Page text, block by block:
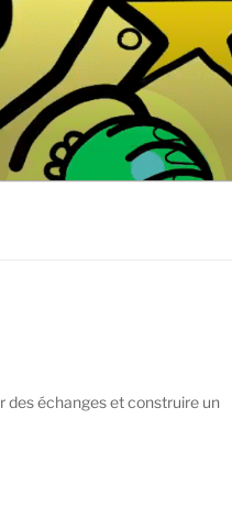
des échanges et construire un